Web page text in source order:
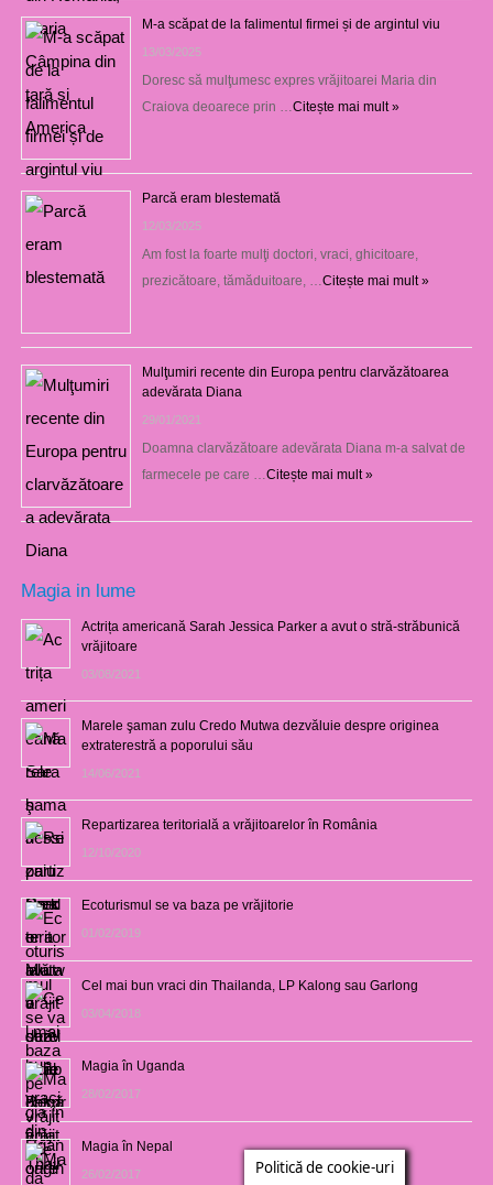
M-a scăpat de la falimentul firmei și de argintul viu
13/03/2025
Doresc să mulţumesc expres vrăjitoarei Maria din
Craiova deoarece prin …Citește mai mult »
Parcă eram blestemată
12/03/2025
Am fost la foarte mulţi doctori, vraci, ghicitoare,
prezicătoare, tămăduitoare, …Citește mai mult »
Mulţumiri recente din Europa pentru clarvăzătoarea
adevărata Diana
29/01/2021
Doamna clarvăzătoare adevărata Diana m-a salvat de
farmecele pe care …Citește mai mult »
Magia in lume
Actrița americană Sarah Jessica Parker a avut o stră-străbunică
vrăjitoare
03/08/2021
Marele şaman zulu Credo Mutwa dezvăluie despre originea
extraterestră a poporului său
14/06/2021
Repartizarea teritorială a vrăjitoarelor în România
12/10/2020
Ecoturismul se va baza pe vrăjitorie
01/02/2019
Cel mai bun vraci din Thailanda, LP Kalong sau Garlong
03/04/2018
Magia în Uganda
28/02/2017
Magia în Nepal
26/02/2017 Politică de cookie-uri